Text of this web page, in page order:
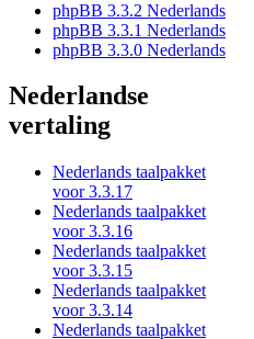
phpBB 3.3.2 Nederlands
phpBB 3.3.1 Nederlands
phpBB 3.3.0 Nederlands
Nederlandse
vertaling
Nederlands taalpakket
voor 3.3.17
Nederlands taalpakket
voor 3.3.16
Nederlands taalpakket
voor 3.3.15
Nederlands taalpakket
voor 3.3.14
Nederlands taalpakket